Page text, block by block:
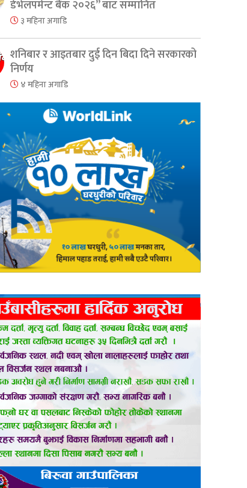
डेभेलपमेन्ट बैंक २०२६” बाट सम्मानित
३ महिना अगाडि
शनिबार र आइतबार दुई दिन बिदा दिने सरकारको
निर्णय
४ महिना अगाडि